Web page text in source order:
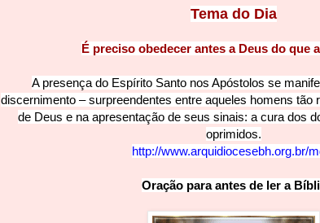
Tema do Dia
É preciso obedecer antes a Deus do que
A presença do Espírito Santo nos Apóstolos se
discernimento – surpreendentes entre aqueles homens tão
de Deus e na apresentação de seus sinais: a cura dos
oprimidos.
http://www.arquidiocesebh.org.br/
Oração para antes de ler a